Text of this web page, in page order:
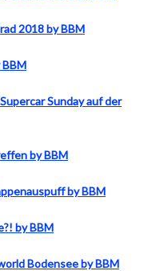
2018 by BBM
BBM
Sunday auf der
by BBM
by BBM
by BBM
Bodensee by BBM